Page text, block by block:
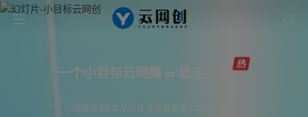
一个小目标云网赚 ∞ 稳定更新
网赚资源&实战项目 全网首发全年365天更新